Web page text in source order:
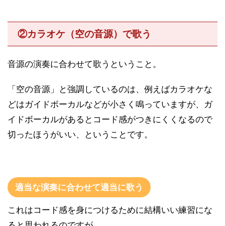
②カラオケ（空の音源）で歌う
音源の演奏に合わせて歌うということ。
「空の音源」と強調しているのは、例えばカラオケな
どはガイドボーカルなどが小さく鳴っていますが、ガ
イドボーカルがあるとコード感がつきにくくなるので
切ったほうがいい、ということです。
適当な演奏に合わせて適当に歌う
これはコード感を身につけるために結構いい練習にな